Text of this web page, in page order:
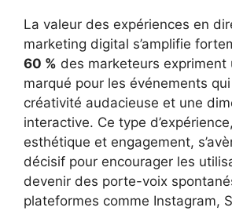
La valeur des expériences en
marketing digital s’amplifie
60 % des marketeurs expriment
marqué pour les événements
créativité audacieuse et une
interactive. Ce type
esthétique et engagement,
décisif pour encourager les
devenir des porte-voix
plateformes comme Instagram,